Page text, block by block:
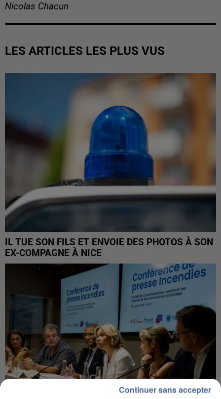
Nicolas Chacun
LES ARTICLES LES PLUS VUS
IL TUE SON FILS ET ENVOIE DES PHOTOS À SON
EX-COMPAGNE À NICE
Continuer sans accepter